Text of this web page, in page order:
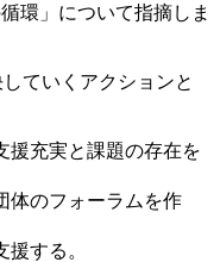
環」について指摘しま
ていくアクションと
援充実と課題の存在を
体のフォーラムを作
する。